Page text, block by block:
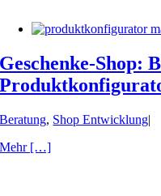
Geschenke-Shop:
Beratung, Shop Entwicklung|
Mehr […]